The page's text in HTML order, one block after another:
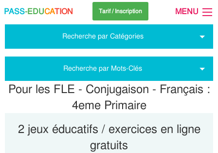
PASS-EDUCATION Tarif / Inscription MENU
Recherche par Catégories
Recherche par Mots-Clés
Pour les FLE - Conjugaison - Français :
4eme Primaire
2 jeux éducatifs / exercices en ligne
gratuits